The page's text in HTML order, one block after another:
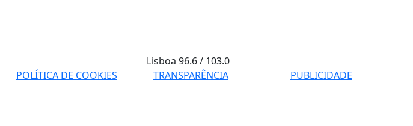
Lisboa96.6 / 103.0
POLÍTICA DE COOKIES TRANSPARÊNCIA
PUBLICIDADE